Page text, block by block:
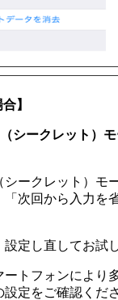
】
シークレット）
シークレット）モ
「次回から入力を
設定し直してお試
トフォンにより
定をご確認くださ